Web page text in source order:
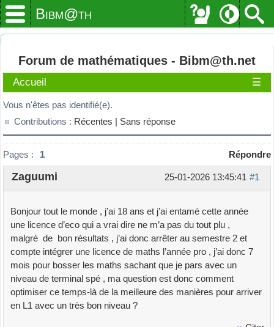
Bibm@th
Forum de mathématiques - Bibm@th.net
Accueil ☰
Vous n'êtes pas identifié(e).
Contributions : Récentes | Sans réponse
Pages : 1 Répondre
#1
25-01-2026 13:45:41
Zaguumi
Bonjour tout le monde , j’ai 18 ans et j’ai entamé cette année
une licence d’eco qui a vrai dire ne m’a pas du tout plu ,
malgré de bon résultats , j’ai donc arrêter au semestre 2 et
compte intégrer une licence de maths l’année pro , j’ai donc 7
mois pour bosser les maths sachant que je pars avec un
niveau de terminal spé , ma question est donc comment
optimiser ce temps-là de la meilleure des manières pour arriver
en L1 avec un très bon niveau ?